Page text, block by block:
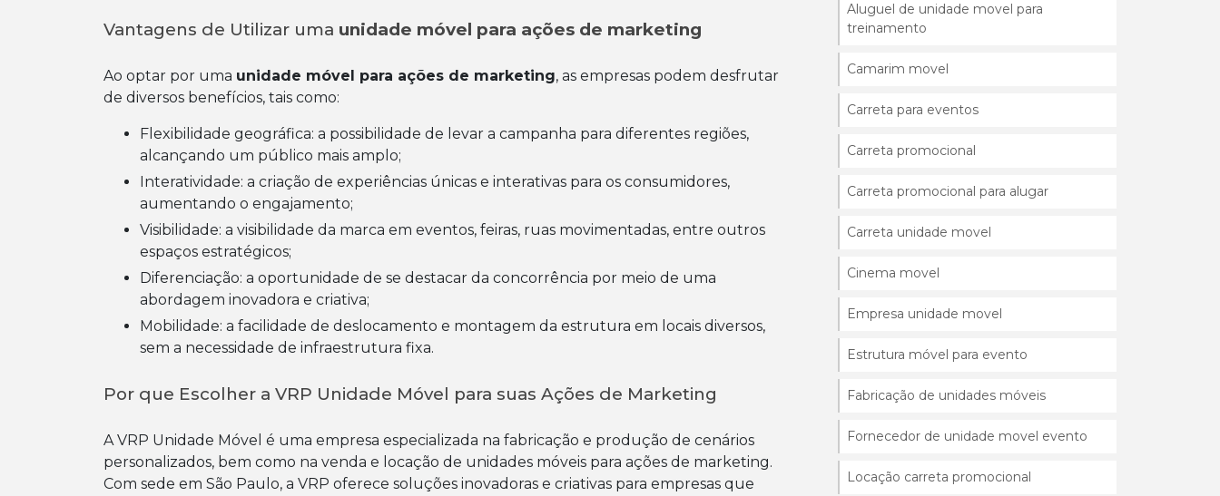
Vantagens de Utilizar uma unidade móvel para ações de marketing
Ao optar por uma unidade móvel para ações de marketing, as empresas podem desfrutar
de diversos benefícios, tais como:
Flexibilidade geográfica: a possibilidade de levar a campanha para diferentes regiões,
alcançando um público mais amplo;
aumentando o engajamento;
Visibilidade: a visibilidade da marca em eventos, feiras, ruas movimentadas, entre outros
espaços estratégicos;
Diferenciação: a oportunidade de se destacar da concorrência por meio de uma
abordagem inovadora e criativa;
Mobilidade: a facilidade de deslocamento e montagem da estrutura em locais diversos,
sem a necessidade de infraestrutura fixa.
Por que Escolher a VRP Unidade Móvel para suas Ações de Marketing
A VRP Unidade Móvel é uma empresa especializada na fabricação e produção de cenários
personalizados, bem como na venda e locação de unidades móveis para ações de marketing.
Com sede em São Paulo, a VRP oferece soluções inovadoras e criativas para empresas que
Aluguel de unidade movel para
treinamento
Camarim movel
Carreta para eventos
Carreta promocional
Carreta promocional para alugar
Carreta unidade movel
Cinema movel
Empresa unidade movel
Estrutura móvel para evento
Fabricação de unidades móveis
Fornecedor de unidade movel evento
Locação carreta promocional